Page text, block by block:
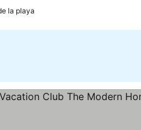
la playa